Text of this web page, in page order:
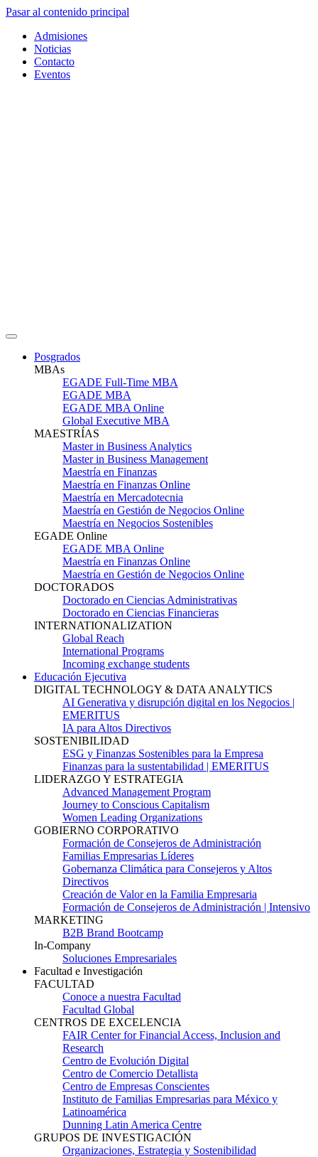
Pasar al contenido principal
Admisiones
Noticias
Contacto
Eventos
Posgrados
MBAs
EGADE Full-Time MBA
EGADE MBA
EGADE MBA Online
Global Executive MBA
MAESTRÍAS
Master in Business Analytics
Master in Business Management
Maestría en Finanzas
Maestría en Finanzas Online
Maestría en Mercadotecnia
Maestría en Gestión de Negocios Online
Maestría en Negocios Sostenibles
EGADE Online
EGADE MBA Online
Maestría en Finanzas Online
Maestría en Gestión de Negocios Online
DOCTORADOS
Doctorado en Ciencias Administrativas
Doctorado en Ciencias Financieras
INTERNATIONALIZATION
Global Reach
International Programs
Incoming exchange students
Educación Ejecutiva
DIGITAL TECHNOLOGY & DATA ANALYTICS
AI Generativa y disrupción digital en los Negocios |
EMERITUS
IA para Altos Directivos
SOSTENIBILIDAD
ESG y Finanzas Sostenibles para la Empresa
Finanzas para la sustentabilidad | EMERITUS
LIDERAZGO Y ESTRATEGIA
Advanced Management Program
Journey to Conscious Capitalism
Women Leading Organizations
GOBIERNO CORPORATIVO
Formación de Consejeros de Administración
Familias Empresarias Líderes
Gobernanza Climática para Consejeros y Altos
Directivos
Creación de Valor en la Familia Empresaria
Formación de Consejeros de Administración | Intensivo
MARKETING
B2B Brand Bootcamp
In-Company
Soluciones Empresariales
Facultad e Investigación
FACULTAD
Conoce a nuestra Facultad
Facultad Global
CENTROS DE EXCELENCIA
FAIR Center for Financial Access, Inclusion and
Research
Centro de Evolución Digital
Centro de Comercio Detallista
Centro de Empresas Conscientes
Instituto de Familias Empresarias para México y
Latinoamérica
Dunning Latin America Centre
GRUPOS DE INVESTIGACIÓN
Organizaciones, Estrategia y Sostenibilidad